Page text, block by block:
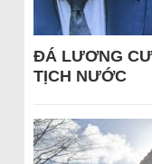
ĐÁ LƯƠNG
TỊCH NƯỚC